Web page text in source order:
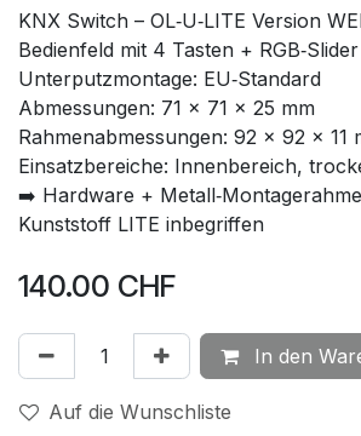
KNX Switch – OL‑U‑LITE Version
Bedienfeld mit 4 Tasten + RGB‑Slider
Unterputzmontage: EU‑Standard
Abmessungen: 71 × 71 × 25 mm
Rahmenabmessungen: 92 × 92 × 11
Einsatzbereiche: Innenbereich,
➡️ Hardware +
Kunststoff LITE inbegriffen
140.00 CHF
In den
Auf die Wunschliste